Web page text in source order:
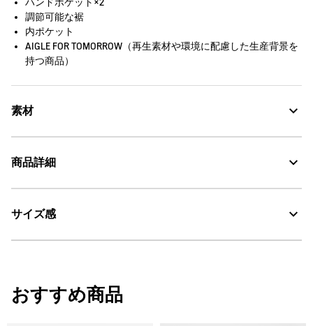
調節可能な裾
内ポケット
AIGLE FOR TOMORROW（再生素材や環境に配慮した生産背景を
持つ商品）
素材
撥水性を備えたWRリサイクルポリアミド100%、紫外線をカットす
AIGLE for tomorrow
商品詳細
・色：ブリュム プリント (006)
サイズ感
36
おすすめ商品